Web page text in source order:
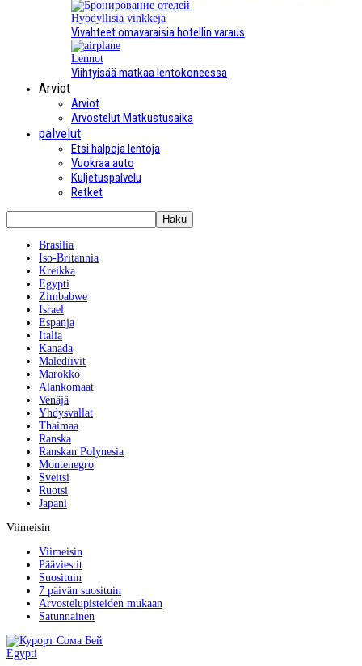
Hyödyllisiä vinkkejä
Vivahteet omavaraisia hotellin varaus
Lennot
Viihtyisää matkaa lentokoneessa
Arviot
Arviot
Arvostelut Matkustusaika
palvelut
Etsi halpoja lentoja
Vuokraa auto
Kuljetuspalvelu
Retket
Brasilia
Iso-Britannia
Kreikka
Egypti
Zimbabwe
Israel
Espanja
Italia
Kanada
Malediivit
Marokko
Alankomaat
Venäjä
Yhdysvallat
Thaimaa
Ranska
Ranskan Polynesia
Montenegro
Sveitsi
Ruotsi
Japani
Viimeisin
Viimeisin
Pääviestit
Suosituin
7 päivän suosituin
Arvostelupisteiden mukaan
Satunnainen
Egypti